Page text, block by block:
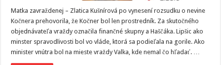
Matka zavraždenej – Zlatica Kušnírová po vynesení rozsudku o nevine
Kočnera prehovorila, že Kočner bol len prostredník. Za skutočného
objednávateľa vraždy označila finančné skupny a Haščáka. Lipšic ako
minster spravodlivosti bol vo vláde, ktorá sa podieľala na gorile. Ako
minister vnútra bol na mieste vraždy Valka, kde nemal čo hľadať. …